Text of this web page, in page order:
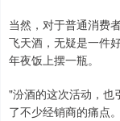
当然，对于普通消费
飞天酒，无疑是一件
年夜饭上摆一瓶。
"汾酒的这次活动，也
了不少经销商的痛点